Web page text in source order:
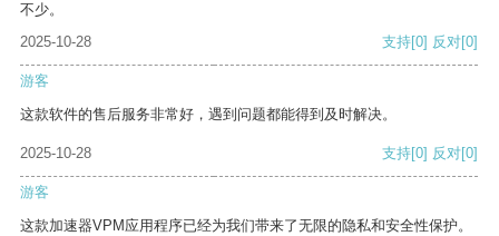
不少。
2025-10-28
支持[0] 反对[0]
游客
这款软件的售后服务非常好，遇到问题都能得到及时解决。
2025-10-28 支持[0] 反对[0]
游客
这款加速器VPM应用程序已经为我们带来了无限的隐私和安全性保护。